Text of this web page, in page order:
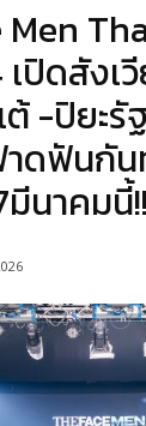
Men
เปิดสังเ
-ปิยะรั
ดฟันกัน
นาคมนี้!!